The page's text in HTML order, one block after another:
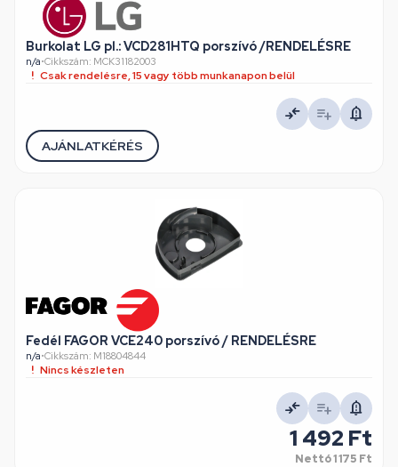
Burkolat LG pl.: VCD281HTQ porszívó /RENDELÉSRE
n/a•Cikkszám: MCK31182003
Csak rendelésre, 15 vagy több munkanapon belül
AJÁNLATKÉRÉS
Fedél FAGOR VCE240 porszívó / RENDELÉSRE
n/a•Cikkszám: M18804844
Nincs készleten
1 492 Ft
Nettó1 175 Ft